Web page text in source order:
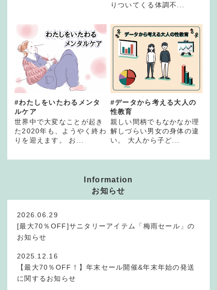
りついてくる体調不...
#わたしをいたわるメンタ
ルケア
世界中で大変なことが起き
た2020年も、ようやく終わ
りを迎えます。 お...
#データから考える大人の
性教育
親しい間柄でもなかなか理
解しづらい男女の身体の違
い。 大人から子ど...
Information
お知らせ
2026.06.29
[最大70％OFF]サニタリーアイテム「梅雨セール」の
お知らせ
2025.12.16
【最大70％OFF！】年末セール開催&年末年始の発送
に関するお知らせ